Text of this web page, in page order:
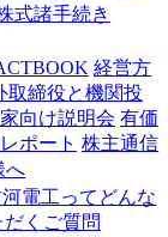
式諸手続き
経営方
取締役と機関投
向け説明会 有価
ポート 株主通信
へ
電工ってどんな
だくご質問